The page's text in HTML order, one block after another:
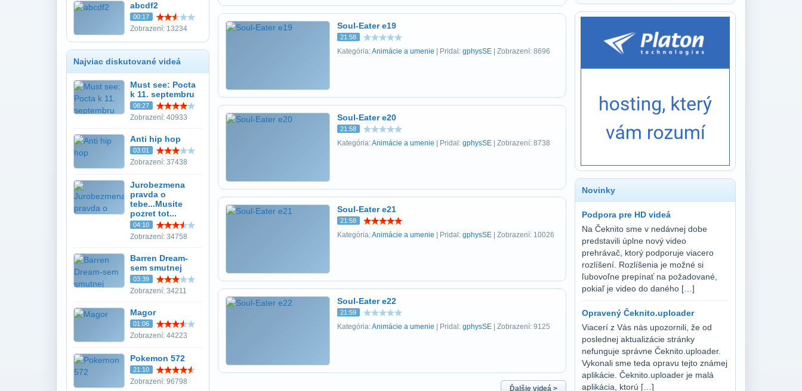
abcdf2
00:17
Zobrazení: 13234
Najviac diskutované videá
Must see: Pocta
k 11. septembru
08:27
Zobrazení: 40933
Anti hip hop
03:01
Zobrazení: 37438
Jurobezmena
pravda o
tebe...Musite
pozret tot...
04:10
Zobrazení: 34758
Barren Dream-
sem smutnej
03:39
Zobrazení: 34211
Magor
01:06
Zobrazení: 44223
Pokemon 572
21:10
Zobrazení: 96798
Soul-Eater e19
21:58
Kategória:Animácie a umenie | Pridal: gphysSE | Zobrazení: 8696
Soul-Eater e20
21:58
Kategória:Animácie a umenie | Pridal: gphysSE | Zobrazení: 8738
Soul-Eater e21
21:58
Kategória:Animácie a umenie | Pridal: gphysSE | Zobrazení: 10026
Soul-Eater e22
21:59
Kategória:Animácie a umenie | Pridal: gphysSE | Zobrazení: 9125
Ďalšie videá >
Novinky
Podpora pre HD videá
Na Čeknito sme v nedávnej dobe
predstavili úplne nový video
prehrávač, ktorý podporuje viacero
rozlíšení. Rozlíšenia je možné si
ľubovoľne prepínať na požadované,
pokiaľ je video do daného […]
Opravený Čeknito.uploader
Viacerí z Vás nás upozornili, že od
poslednej aktualizácie stránky
nefunguje správne Čeknito.uploader.
Vykonali sme teda opravu tejto známej
aplikácie. Čeknito.uploader je malá
aplikácia, ktorú […]